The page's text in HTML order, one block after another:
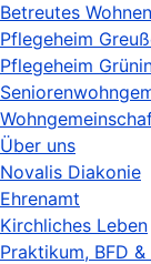
Betreutes
Pflegeheim
Pflegeheim
Über uns
Novalis Diakonie
Ehrenamt
Kirchliches Leben
Praktikum, BFD &